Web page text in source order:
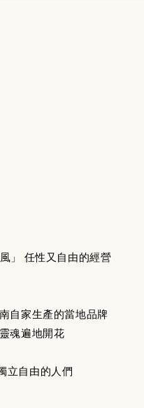
」 任性又自由的經營
自家生產的當地品牌
魂遍地開花
立自由的人們